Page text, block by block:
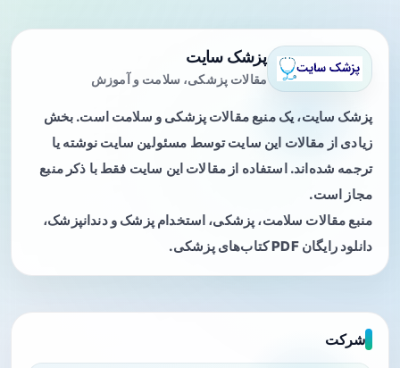
پزشک سایت
مقالات پزشکی، سلامت و آموزش
پزشک سایت، یک منبع مقالات پزشکی و سلامت است. بخش
زیادی از مقالات این سایت توسط مسئولین سایت نوشته یا
ترجمه شده‌اند. استفاده از مقالات این سایت فقط با ذکر منبع
مجاز است.
منبع مقالات سلامت، پزشکی، استخدام پزشک و دندانپزشک،
دانلود رایگان PDF کتاب‌های پزشکی.
شرکت